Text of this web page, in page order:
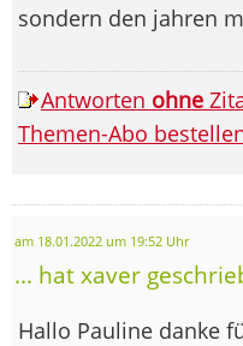
sondern den jahren
Antworten ohne
Themen-Abo
am 18.01.2022 um 19:52 Uhr
... hat xaver
Hallo Pauline danke